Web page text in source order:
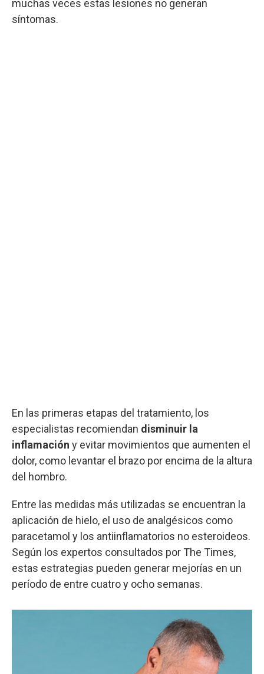
muchas veces estas lesiones no generan
síntomas.
En las primeras etapas del tratamiento, los
especialistas recomiendan disminuir la
inflamación y evitar movimientos que aumenten el
dolor, como levantar el brazo por encima de la altura
del hombro.
Entre las medidas más utilizadas se encuentran la
aplicación de hielo, el uso de analgésicos como
paracetamol y los antiinflamatorios no esteroideos.
Según los expertos consultados por The Times,
estas estrategias pueden generar mejorías en un
período de entre cuatro y ocho semanas.